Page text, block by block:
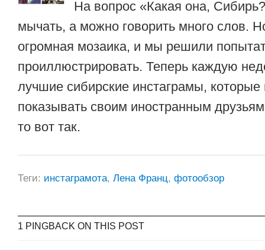
На вопрос «Какая она,
мычать, а можно говорить много слов.
огромная мозаика, и мы решили
проиллюстрировать. Теперь каждую
лучшие сибирские инстаграмы,
показывать своим иностранным
то вот так.
Теги: инстаграмота, Лена Франц, фотообзор
1 PINGBACK ON THIS POST